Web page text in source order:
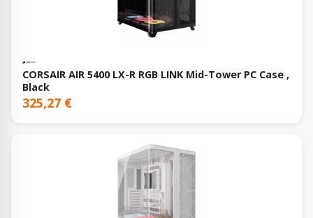
CORSAIR AIR 5400 LX-R RGB LINK Mid-Tower PC Case ,
Black
325,27 €